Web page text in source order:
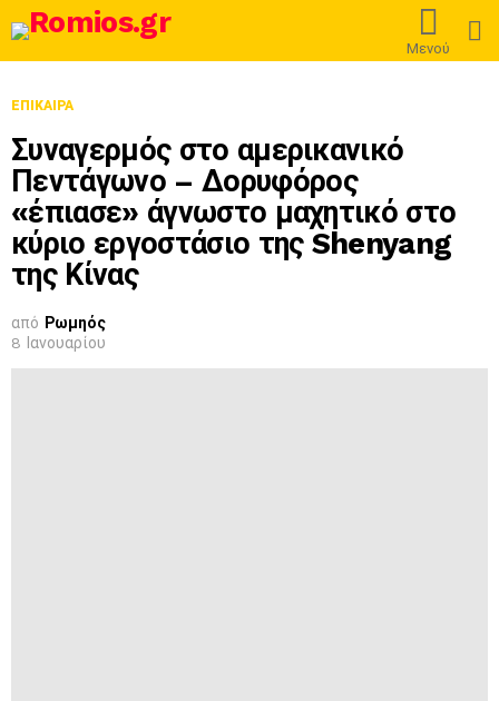
Μενού
ΕΠΊΚΑΙΡΑ
Συναγερμός στο αμερικανικό
Πεντάγωνο – Δορυφόρος
«έπιασε» άγνωστο μαχητικό στο
κύριο εργοστάσιο της Shenyang
της Κίνας
από Ρωμηός
8 Ιανουαρίου